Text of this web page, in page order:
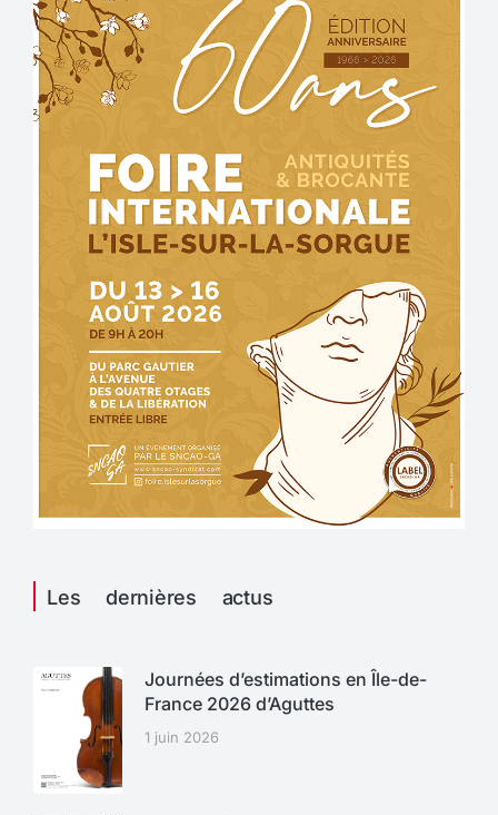
Les dernières actus
Journées d’estimations en Île-de-
France 2026 d’Aguttes
1 juin 2026